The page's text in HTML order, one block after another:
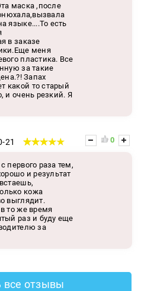
маска ,после
языке....То есть
в заказе
меня
пластика. Все
за такие
Запах
какой то старый
и очень резкий. Я
21
первого раза тем,
и результат
кожа
выглядит.
то же время
раз и буду еще
за
0
все отзывы